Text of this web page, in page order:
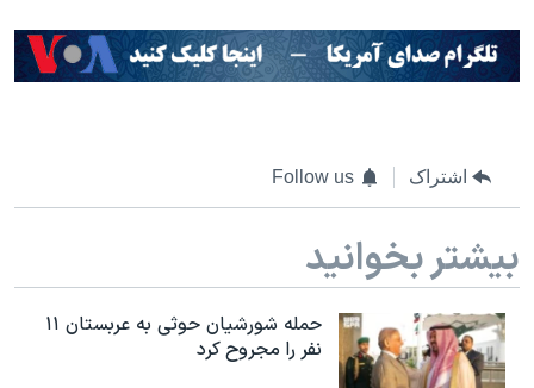
اشتراک Follow us
بیشتر بخوانید
حمله شورشیان حوثی به عربستان ۱۱
نفر را مجروح کرد